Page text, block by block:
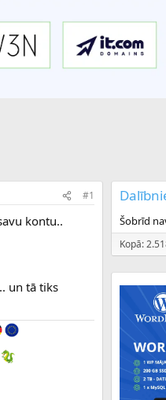
#1
kontu..
.. un tā tiks
Šobrīd
Kopā: